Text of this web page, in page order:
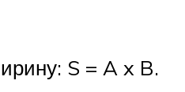
S = A x B.